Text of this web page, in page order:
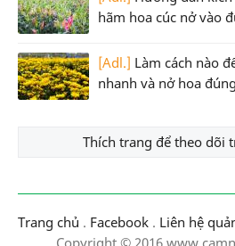
hãm hoa cúc nở vào
[Adl.] Làm cách nào
nhanh và nở hoa
Thích trang để theo dõi
Trang chủ . Facebook . Liên hệ
Copyright © 2016